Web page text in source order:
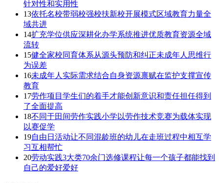
针对性和实用性
13依托名校带弱校强校扶新校开展模式区域教育力量全
域共进
14扩充学位供应深耕化办学系统推进优质教育资源全域
流转
15健全家校同育体系从源头预防和纠正未成年人思维行
为误差
16未成年人实际需求结合自身资源禀赋在监护支撑宣传
教育
17劳作项目学生们的着手才能创新意识和责任担任得到
了全面提高
18不同于田间劳作实践小学以劳作技术竞赛为载体实现
以赛促学
19自由日活动让不同混龄班的幼儿在走班过程中相互学
习互相帮忙
20劳动实践3大类70余门选修课程让每一个孩子都能找到
自己的爱好爱好